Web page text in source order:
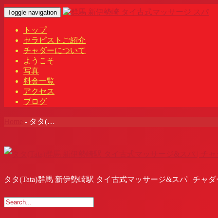
Toggle navigation
トップ
セラピストご紹介
チャダーについて
ようこそ
写真
料金一覧
アクセス
ブログ
- タタ(…
タタ(Tata)群馬 新伊勢崎駅 タイ古式マッサージ&スパ | チャダ